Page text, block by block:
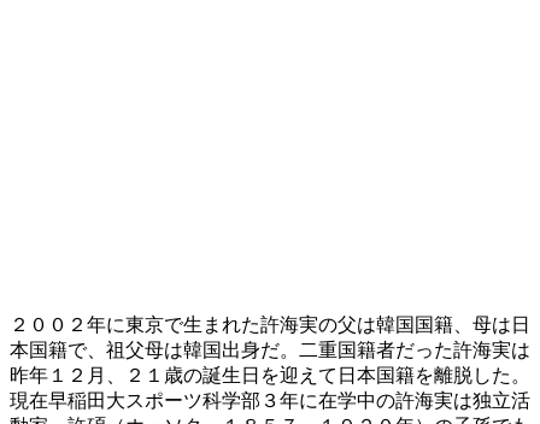
２００２年に東京で生まれた許海実の父は韓国国籍、母は日
本国籍で、祖父母は韓国出身だ。二重国籍者だった許海実は
昨年１２月、２１歳の誕生日を迎えて日本国籍を離脱した。
現在早稲田大スポーツ科学部３年に在学中の許海実は独立活